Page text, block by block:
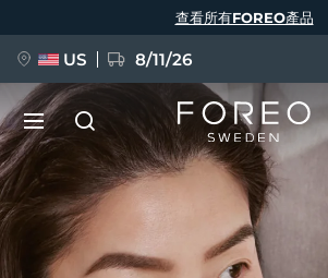
查看所有FOREO產品
US 8/11/26
新品
BREAKING NEWS
語言